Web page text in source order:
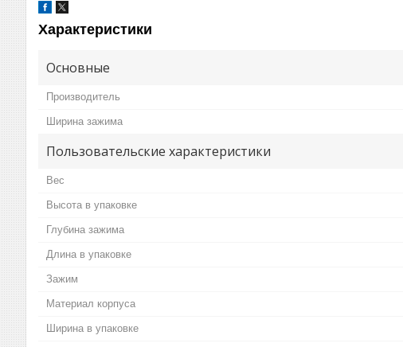
Характеристики
Основные
Производитель
Ширина зажима
Пользовательские характеристики
Вес
Высота в упаковке
Глубина зажима
Длина в упаковке
Зажим
Материал корпуса
Ширина в упаковке